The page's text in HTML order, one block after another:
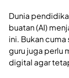
Dunia
buatan (AI)
ini. Bukan
guru juga perlu
digital agar